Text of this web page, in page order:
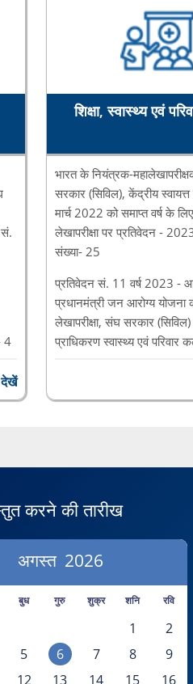
सं.
4
शिक्षा, स्वास्थ्य एवं
भारत के नियंत्रक-
सरकार (सिविल), केंद्रीय
मार्च 2022 को समाप्त वर्ष के
लेखापरीक्षा पर प्रतिवेदन - 2023
संख्या- 25
प्रतिवेदन सं. 11 वर्ष 2023 -
प्रधानमंत्री जन आरोग्य योजना
लेखापरीक्षा, संघ सरकार (सिविल)
प्राधिकरण स्वास्थ्य एवं परिवार
करने की तारीख
अगस्त 2026
बुध गुरु शुक्र शनि रवि
1
2
5 6 7 8
9
12 13 14 15 16